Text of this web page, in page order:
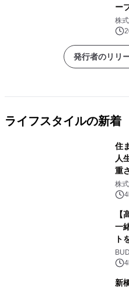
ー
部
株
発行者のリリ
ライフスタイルの新着
住
人
重
株
【
一
ト
新